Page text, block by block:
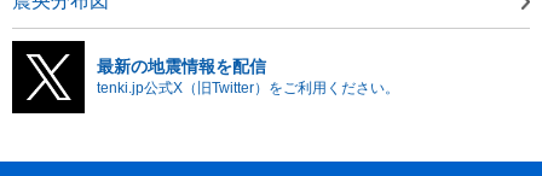
最新の地震情報を配信
tenki.jp公式X（旧Twitter）をご利用ください。